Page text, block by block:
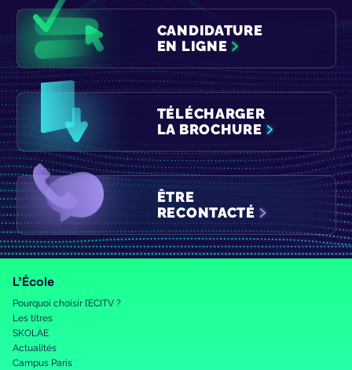
CANDIDATURE
EN LIGNE
TÉLÉCHARGER
LA BROCHURE
ÊTRE
RECONTACTÉ
L’École
Pourquoi choisir l’ECITV ?
Les titres
SKOLAE
Actualités
Campus Paris